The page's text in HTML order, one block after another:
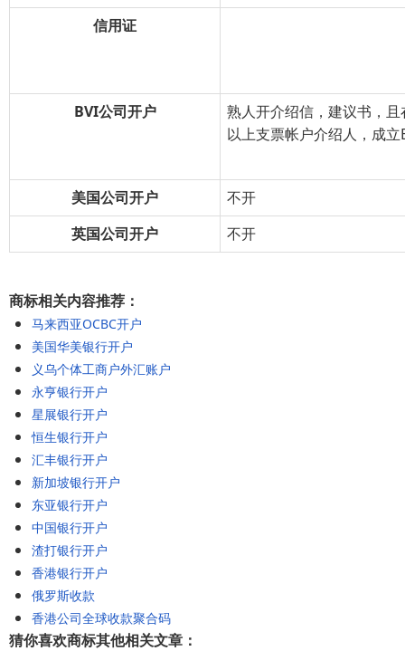
信用证
BVI公司开户
熟人开介绍信，建议书，
以上支票帐户介绍人，成
美国公司开户
不开
英国公司开户
不开
商标相关内容推荐：
马来西亚OCBC开户
美国华美银行开户
义乌个体工商户外汇账户
永亨银行开户
星展银行开户
恒生银行开户
汇丰银行开户
新加坡银行开户
东亚银行开户
中国银行开户
渣打银行开户
香港银行开户
俄罗斯收款
香港公司全球收款聚合码
猜你喜欢商标其他相关文章：